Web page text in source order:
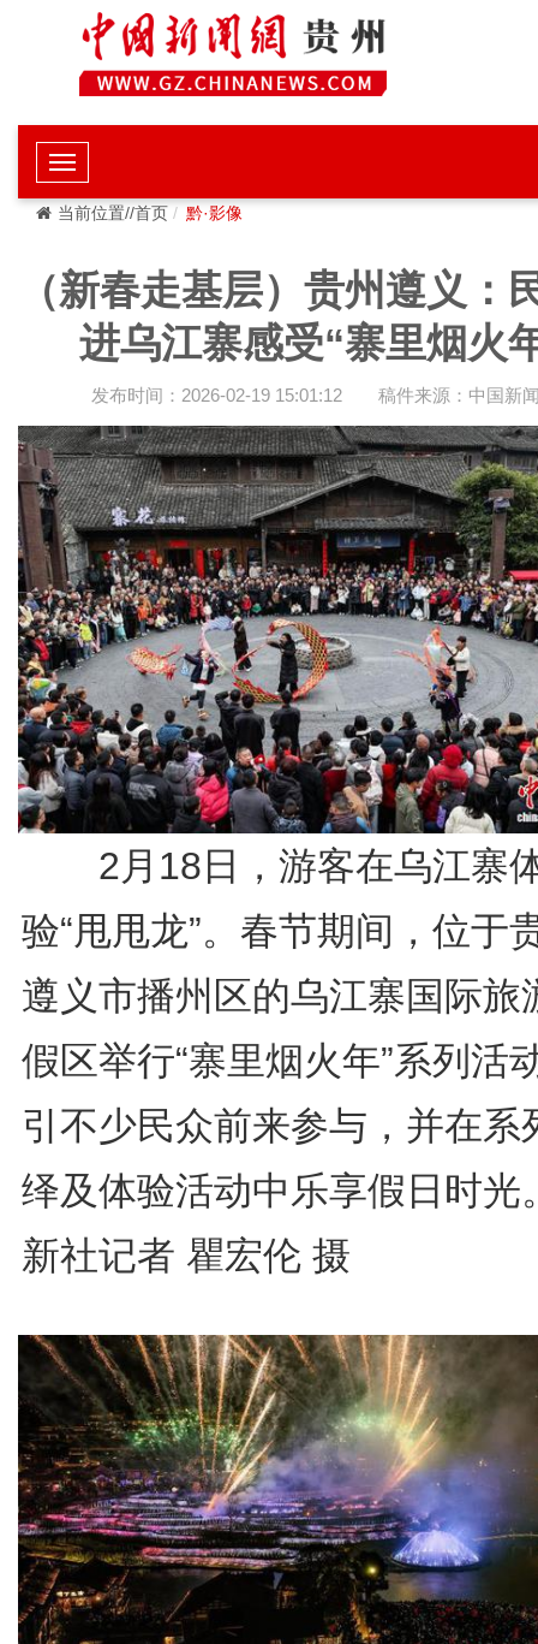
当前位置//首页 黔·影像
（新春走基层）贵州遵义：
进乌江寨感受“寨里烟火
发布时间：2026-02-19 15:01:12 稿件来源：中国新
2月18日，游客在乌江寨
验“甩甩龙”。春节期间，位于
遵义市播州区的乌江寨国际旅
假区举行“寨里烟火年”系列活
引不少民众前来参与，并在系
绎及体验活动中乐享假日时光
新社记者 瞿宏伦 摄